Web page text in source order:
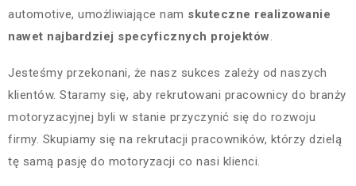
automotive, umożliwiające nam skuteczne realizowanie
nawet najbardziej specyficznych projektów.
Jesteśmy przekonani, że nasz sukces zależy od naszych
klientów. Staramy się, aby rekrutowani pracownicy do branży
motoryzacyjnej byli w stanie przyczynić się do rozwoju
firmy. Skupiamy się na rekrutacji pracowników, którzy dzielą
tę samą pasję do motoryzacji co nasi klienci.